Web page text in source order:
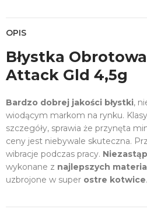
OPIS
Błystka
Attack Gld 4,5g
Bardzo dobrej jakości błystki,
wiodącym markom na rynku.
szczegóły, sprawia że przynęta
ceny jest niebywale skuteczna.
wibracje podczas pracy.
wykonane z najlepszych
uzbrojone w super ostre kotwice.